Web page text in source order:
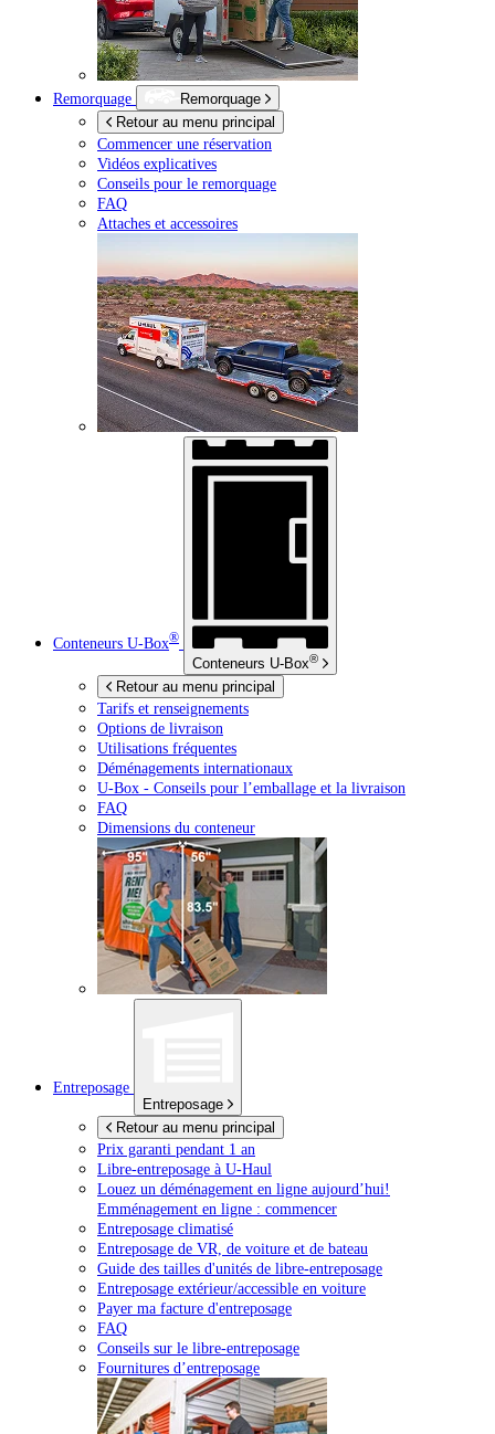
Remorquage
Remorquage
Retour au menu principal
Commencer une réservation
Vidéos explicatives
Conseils pour le remorquage
FAQ
Attaches et accessoires
Conteneurs U-Box®
Conteneurs U-Box®
Retour au menu principal
Tarifs et renseignements
Options de livraison
Utilisations fréquentes
Déménagements internationaux
U-Box - Conseils pour l’emballage et la livraison
FAQ
Dimensions du conteneur
Entreposage
Entreposage
Retour au menu principal
Prix garanti pendant 1 an
Libre-entreposage à U-Haul
Louez un déménagement en ligne aujourd’hui!
Emménagement en ligne : commencer
Entreposage climatisé
Entreposage de VR, de voiture et de bateau
Guide des tailles d'unités de libre-entreposage
Entreposage extérieur/accessible en voiture
Payer ma facture d'entreposage
FAQ
Conseils sur le libre-entreposage
Fournitures d’entreposage